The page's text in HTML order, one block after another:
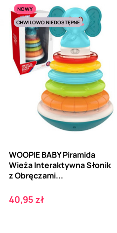
NOWY
CHWILOWO NIEDOSTĘPNE
WOOPIE BABY Piramida
Wieża Interaktywna Słonik
z Obręczami...
Cena
40,95 zł